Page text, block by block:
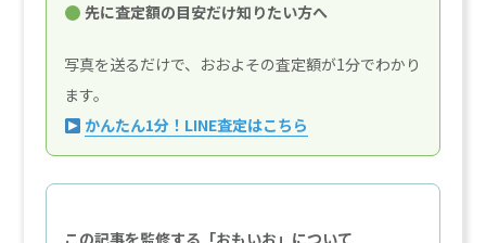
先に査定額の目安だけ知りたい方へ
写真を送るだけで、おおよその査定額が1分でわかり
ます。
かんたん1分！LINE査定はこちら